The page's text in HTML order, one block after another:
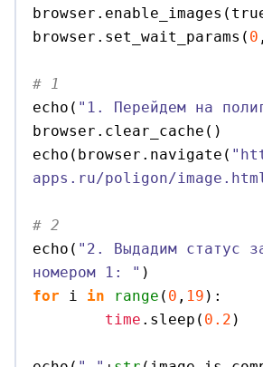
browser. enable_images (
browser. set_wait_params ( 0 ,
# 1
echo ( "1. Перейдем на
browser. clear_cache ( )
echo ( browser. navigate (
apps.ru/poligon/
# 2
echo ( "2. Выдадим статус
номером 1: " )
for i in range ( 0 , 19 ) :
time . sleep ( 0.2 )